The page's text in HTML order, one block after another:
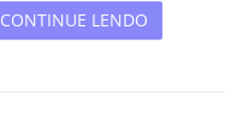
CONTINUE LENDO